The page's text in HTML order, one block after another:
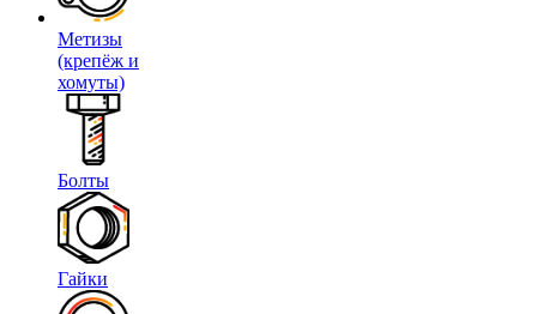
Метизы
(крепёж и
хомуты)
Болты
Гайки